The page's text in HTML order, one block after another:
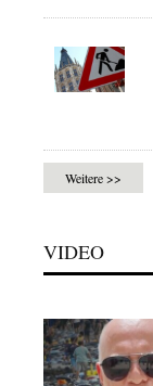
Weitere >>
VIDEO